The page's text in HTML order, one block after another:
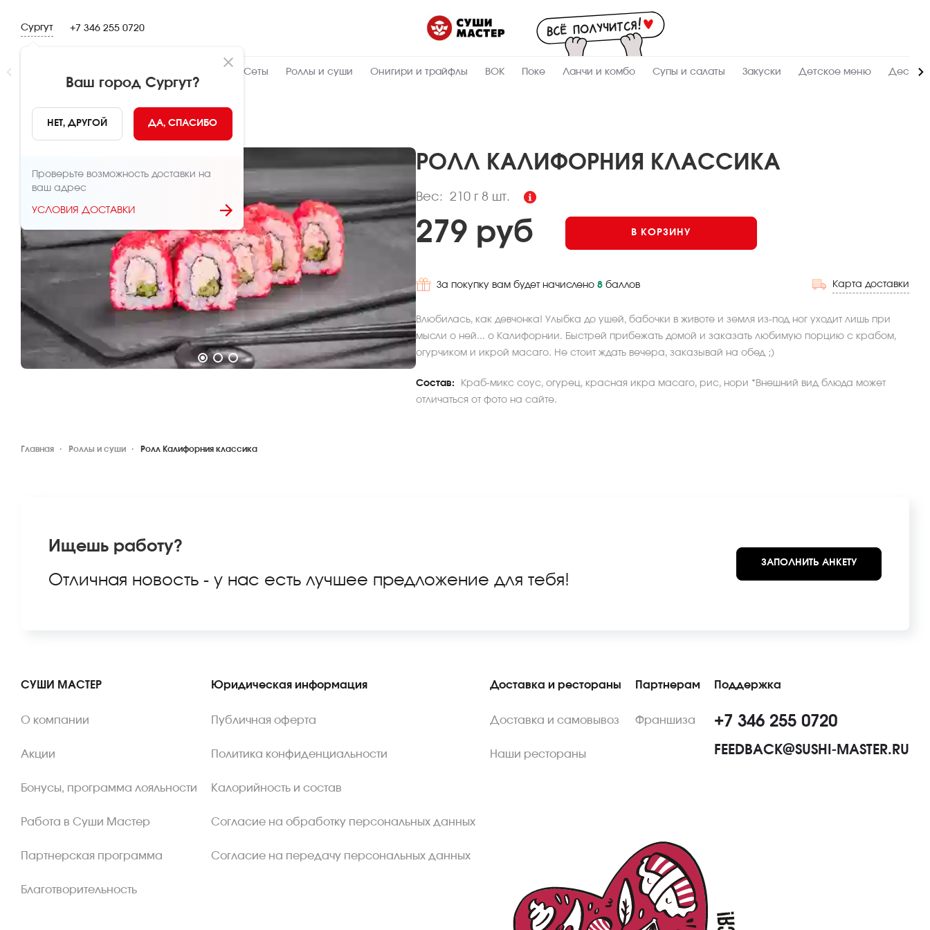
Сургут
Ваш город Сургут?
НЕТ, ДРУГОЙ ДА, СПАСИБО
Проверьте возможность доставки на
ваш адрес
УСЛОВИЯ ДОСТАВКИ
+7 346 255 0720
Сеты Роллы и суши Онигири и трайфлы ВОК Поке Ланчи и комбо Супы и салаты Закуски Детское меню
НАЗАД
РОЛЛ КАЛИФОРНИЯ КЛАССИКА
Вес: 210 г8 шт.
Пищевая
210 Вес, г
194.7 Ккал
279 руб В КОРЗИНУ
За покупку вам будет начислено 8 баллов Карта доставки
Влюбилась, как девчонка! Улыбка до ушей, бабочки в животе и земля из-под ног уходит лишь при
мысли о ней... о Калифорнии. Быстрей прибежать домой и заказать любимую порцию с крабом,
огурчиком и икрой масаго. Не стоит ждать вечера, заказывай на обед ;)
Состав:
Краб-микс соус, огурец, красная икра масаго, рис, нори *Внешний вид блюда может
отличаться от фото на сайте.
Главная Роллы и суши Ролл Калифорния классика
Ищешь работу?
Отличная новость - у нас есть лучшее предложение для тебя!
ЗАПОЛНИТЬ АНКЕТУ
СУШИ МАСТЕР
О компании
Акции
Бонусы, программа лояльности
Работа в Суши Мастер
Партнерская программа
Благотворительность
Юридическая информация
Публичная оферта
Политика конфиденциальности
Калорийность и состав
Согласие на обработку персональных данных
Согласие на передачу персональных данных
Доставка и рестораны
Доставка и самовывоз
Наши рестораны
Партнерам
Франшиза
Поддержка
+7 346 255 0720
FEEDBACK@SUSHI-MASTER.RU